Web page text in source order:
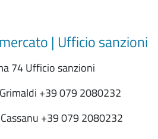
| Ufficio sanzioni
74 Ufficio sanzioni
+39 079 2080232
+39 079 2080232